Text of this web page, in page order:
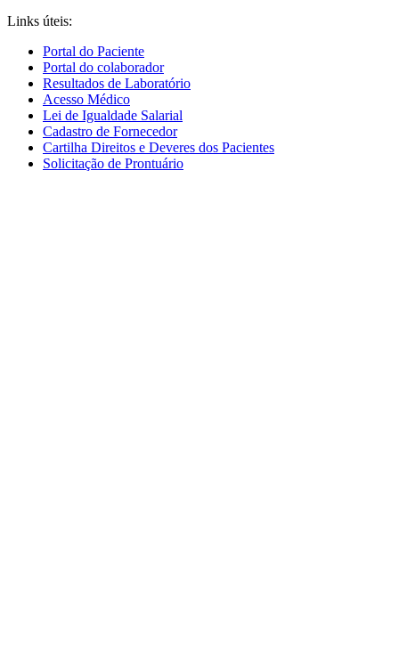
Links úteis:
Portal do Paciente
Portal do colaborador
Resultados de Laboratório
Acesso Médico
Lei de Igualdade Salarial
Cadastro de Fornecedor
Cartilha Direitos e Deveres dos Pacientes
Solicitação de Prontuário